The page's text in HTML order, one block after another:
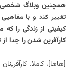
همچنین وبلاگ
تغییر کند و با
کیفیتی از زندگی را
کارآفرین شدن را جدا
[هاها]، کاملا.